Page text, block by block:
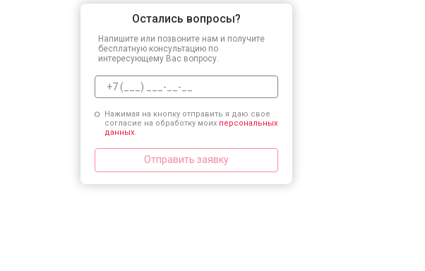
Остались вопросы?
Напишите или позвоните нам и получите
бесплатную консультацию по
интересующему Вас вопросу.
Нажимая на кнопку отправить я даю свое
согласие на обработку моих персональных
данных.
Отправить заявку